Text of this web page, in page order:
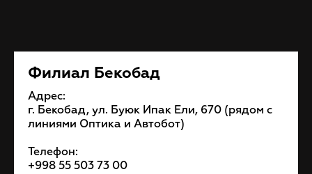
Филиал Бекобад
Адрес:
г. Бекобад, ул. Буюк Ипак Ели, 670 (рядом с
линиями Оптика и Автобот)
Телефон:
+998 55 503 73 00